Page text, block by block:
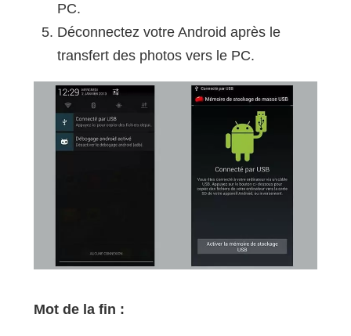
PC.
Déconnectez votre Android après le
transfert des photos vers le PC.
Mot de la fin :